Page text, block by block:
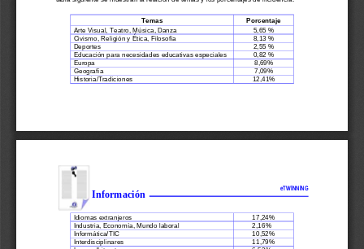
Temas                                             Porcentaje
Arte Visual, Teatro, Música, Danza
5,65 %
Civismo, Religión y Ética, Filosofía
8,13 %
Deportes                                                                                  2,55
Educación para necesidades educativas especiales
0,82 %
Europa
Geografía
Historia/Tradiciones
eTWINNING
Información
Idiomas extranjeros
17,24%
Industria, Economía, Mundo laboral
2,16%
Informática/TIC
Interdisciplinares